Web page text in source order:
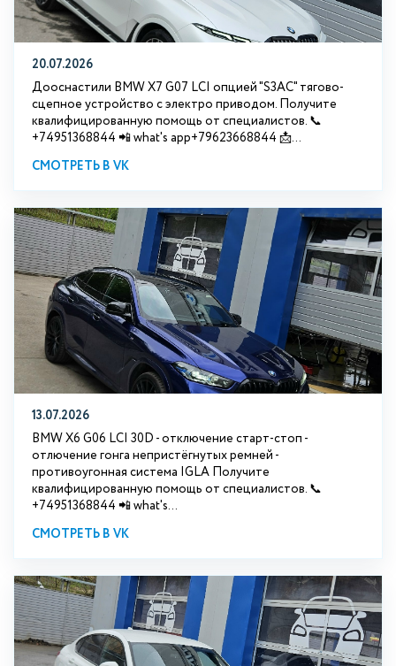
20.07.2026
Дооснастили BMW Х7 G07 LCI опцией "S3АС" тягово-
сцепное устройство с электро приводом. Получите
квалифицированную помощь от специалистов. 📞
+74951368844 📲 what's app+79623668844 📩...
СМОТРЕТЬ В VK
13.07.2026
BMW X6 G06 LCI 30D - отключение старт-стоп -
отлючение гонга непристёгнутых ремней -
противоугонная система IGLA Получите
квалифицированную помощь от специалистов. 📞
+74951368844 📲 what's...
СМОТРЕТЬ В VK